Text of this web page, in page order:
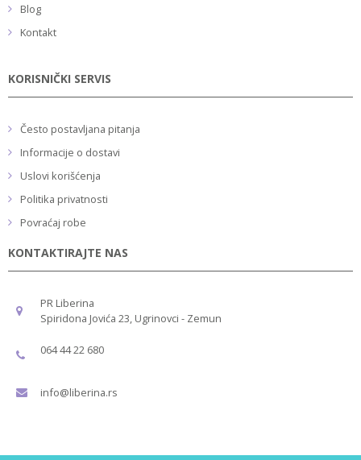
Blog
Kontakt
KORISNIČKI SERVIS
Često postavljana pitanja
Informacije o dostavi
Uslovi korišćenja
Politika privatnosti
Povraćaj robe
KONTAKTIRAJTE NAS
PR Liberina
Spiridona Jovića 23, Ugrinovci - Zemun
064 44 22 680
info@liberina.rs